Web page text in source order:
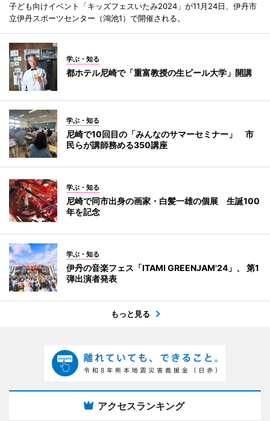
子ども向けイベント「キッズフェスいたみ2024」が11月24日、伊丹市
立伊丹スポーツセンター（鴻池1）で開催される。
学ぶ・知る
都ホテル尼崎で「重富教授の生ビール大学」開講
学ぶ・知る
尼崎で10回目の「みんなのサマーセミナー」 市
民らが講師務める350講座
学ぶ・知る
尼崎で同市出身の画家・白髪一雄の個展 生誕100
年を記念
学ぶ・知る
伊丹の音楽フェス「ITAMI GREENJAM'24」、 第1
弾出演者発表
もっと見る
アクセスランキング